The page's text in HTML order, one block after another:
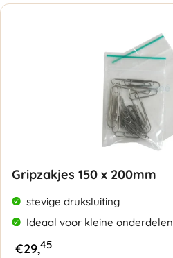
Gripzakjes 150 x 200mm
stevige druksluiting
Ideaal voor kleine onderdelen
€29,45